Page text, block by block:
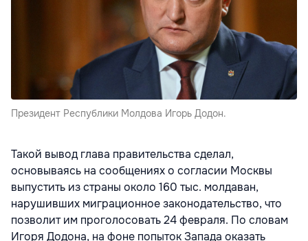
Президент Республики Молдова Игорь Додон.
Такой вывод глава правительства сделал,
основываясь на сообщениях о согласии Москвы
выпустить из страны около 160 тыс. молдаван,
нарушивших миграционное законодательство, что
позволит им проголосовать 24 февраля. По словам
Игоря Додона, на фоне попыток Запада оказать